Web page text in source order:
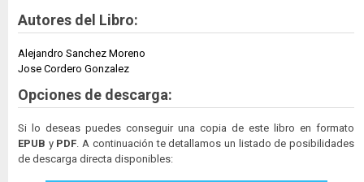
Autores del Libro:
Alejandro Sanchez Moreno
Jose Cordero Gonzalez
Opciones de descarga:
Si lo deseas puedes conseguir una copia de este libro en formato
EPUB y PDF . A continuación te detallamos un listado de posibilidades
de descarga directa disponibles: